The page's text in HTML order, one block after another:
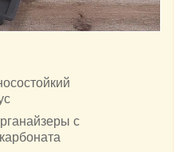
с